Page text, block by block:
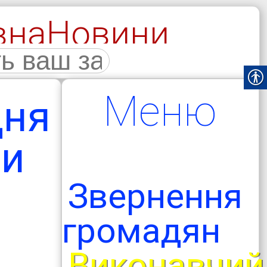
Новини
Меню
Звернення
громадян